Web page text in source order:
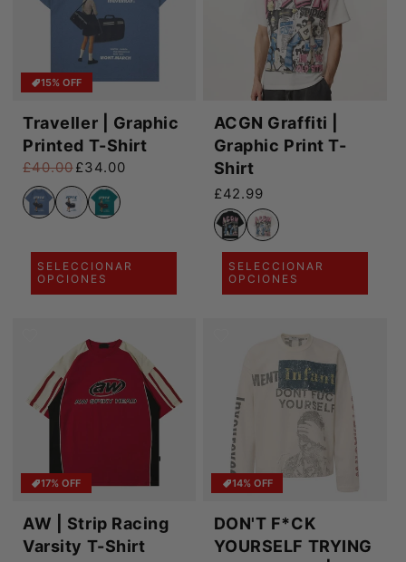
15% OFF
Traveller | Graphic
Printed T-Shirt
Precio habitual
£40.00
Precio de oferta
£34.00
SELECCIONAR
OPCIONES
ACGN Graffiti |
Graphic Print T-
Shirt
Precio habitual
£42.99
SELECCIONAR
OPCIONES
17% OFF
AW | Strip Racing
Varsity T-Shirt
14% OFF
DON'T F*CK
YOURSELF TRYING